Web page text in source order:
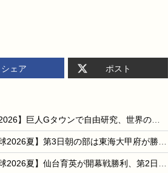
シェア ポスト
【夏休み2026】巨人Gタウンで自由研究、世界の野球文化学ぶイベント8/15-16
【高校野球2026夏】第3日朝の部は東海大甲府が勝利、午後の部で八幡商と健大高崎が激突
【高校野球2026夏】仙台育英が開幕戦勝利、第2日は東筑vs神村学園ほか